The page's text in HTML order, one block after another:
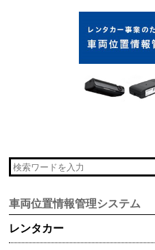
車両位置情報管理システム
レンタカー